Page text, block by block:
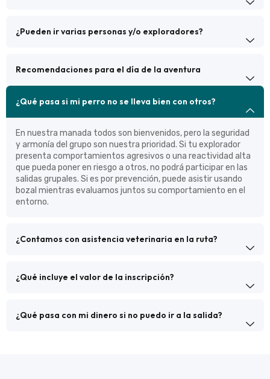
¿Pueden ir varias personas y/o exploradores?
Recomendaciones para el día de la aventura
¿Qué pasa si mi perro no se lleva bien con otros?
En nuestra manada todos son bienvenidos, pero la seguridad
y armonía del grupo son nuestra prioridad. Si tu explorador
presenta comportamientos agresivos o una reactividad alta
que pueda poner en riesgo a otros, no podrá participar en las
salidas grupales. Si es por prevención, puede asistir usando
bozal mientras evaluamos juntos su comportamiento en el
entorno.
¿Contamos con asistencia veterinaria en la ruta?
¿Qué incluye el valor de la inscripción?
¿Qué pasa con mi dinero si no puedo ir a la salida?